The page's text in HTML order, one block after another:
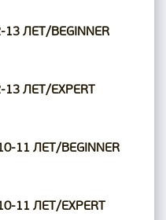
ЛЕТ/BEGINNER
ЛЕТ/EXPERT
ЛЕТ/BEGINNER
ЛЕТ/EXPERT